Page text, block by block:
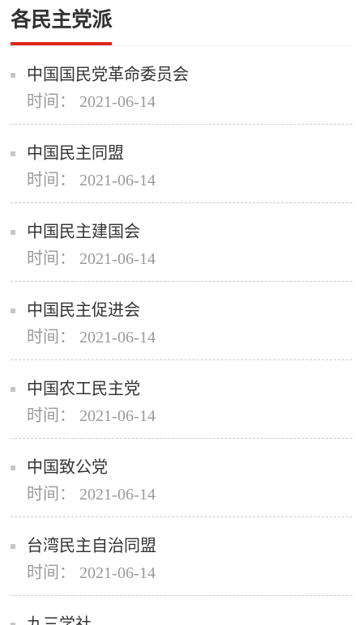
各民主党派
中国国民党革命委员会
时间： 2021-06-14
中国民主同盟
时间： 2021-06-14
中国民主建国会
时间： 2021-06-14
中国民主促进会
时间： 2021-06-14
中国农工民主党
时间： 2021-06-14
中国致公党
时间： 2021-06-14
台湾民主自治同盟
时间： 2021-06-14